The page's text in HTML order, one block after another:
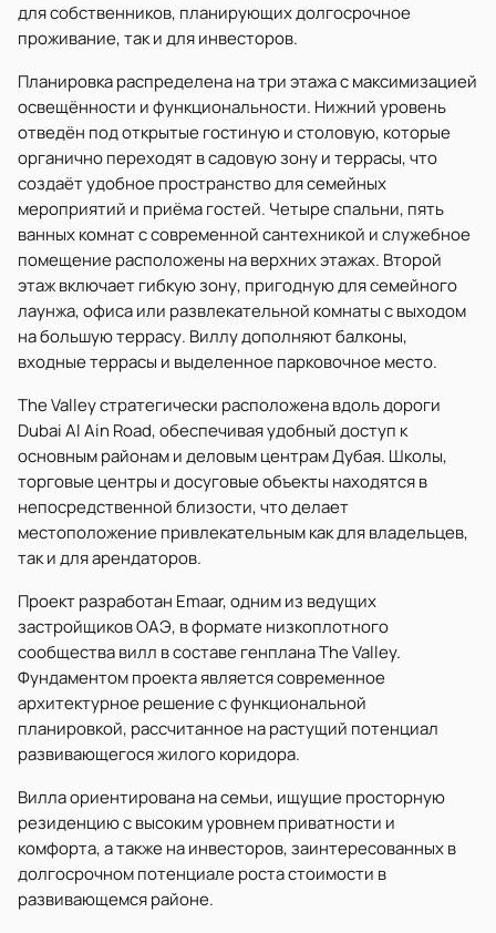
для собственников, планирующих долгосрочное
проживание, так и для инвесторов.
Планировка распределена на три этажа с максимизацией
освещённости и функциональности. Нижний уровень
отведён под открытые гостиную и столовую, которые
органично переходят в садовую зону и террасы, что
создаёт удобное пространство для семейных
мероприятий и приёма гостей. Четыре спальни, пять
ванных комнат с современной сантехникой и служебное
помещение расположены на верхних этажах. Второй
этаж включает гибкую зону, пригодную для семейного
лаунжа, офиса или развлекательной комнаты с выходом
на большую террасу. Виллу дополняют балконы,
входные террасы и выделенное парковочное место.
The Valley стратегически расположена вдоль дороги
Dubai Al Ain Road, обеспечивая удобный доступ к
основным районам и деловым центрам Дубая. Школы,
торговые центры и досуговые объекты находятся в
непосредственной близости, что делает
местоположение привлекательным как для владельцев,
так и для арендаторов.
Проект разработан Emaar, одним из ведущих
застройщиков ОАЭ, в формате низкоплотного
сообщества вилл в составе генплана The Valley.
Фундаментом проекта является современное
архитектурное решение с функциональной
планировкой, рассчитанное на растущий потенциал
развивающегося жилого коридора.
Вилла ориентирована на семьи, ищущие просторную
резиденцию с высоким уровнем приватности и
комфорта, а также на инвесторов, заинтересованных в
долгосрочном потенциале роста стоимости в
развивающемся районе.